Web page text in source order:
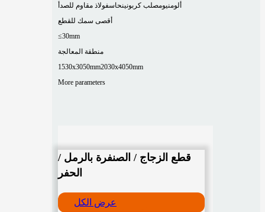
ألومنيومصلب كربونينحاسفولاذ مقاوم للصدأ
أقصى سمك للقطع
≤30mm
منطقة المعالجة
1530x3050mm2030x4050mm
More parameters
قطع الزجاج / الصنفرة بالرمل /
الحفر
عرض الكل